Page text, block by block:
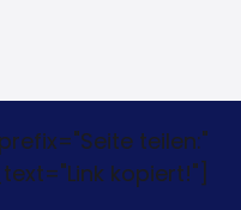
teilen:"
kopiert!"]